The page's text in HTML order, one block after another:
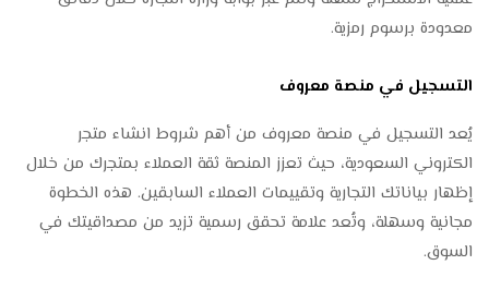
معدودة برسوم رمزية.
التسجيل في منصة معروف
يُعد التسجيل في منصة معروف من أهم شروط انشاء متجر
الكتروني السعودية، حيث تعزز المنصة ثقة العملاء بمتجرك من خلال
إظهار بياناتك التجارية وتقييمات العملاء السابقين. هذه الخطوة
مجانية وسهلة، وتُعد علامة تحقق رسمية تزيد من مصداقيتك في
السوق.